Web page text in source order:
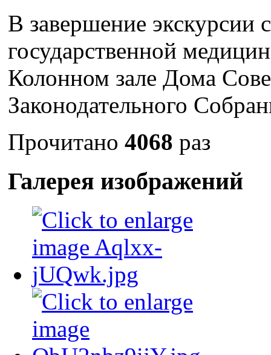
В завершение экскурсии
государственной
Колонном зале Дома
Законодательного
Прочитано 4068 раз
Галерея изображений